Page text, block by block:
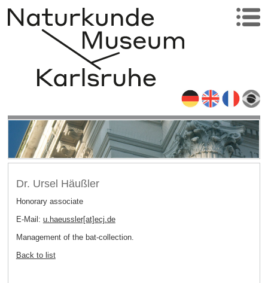
Dr. Ursel Häußler
Honorary associate
E-Mail: u.haeussler[at]ecj.de
Management of the bat-collection.
Back to list